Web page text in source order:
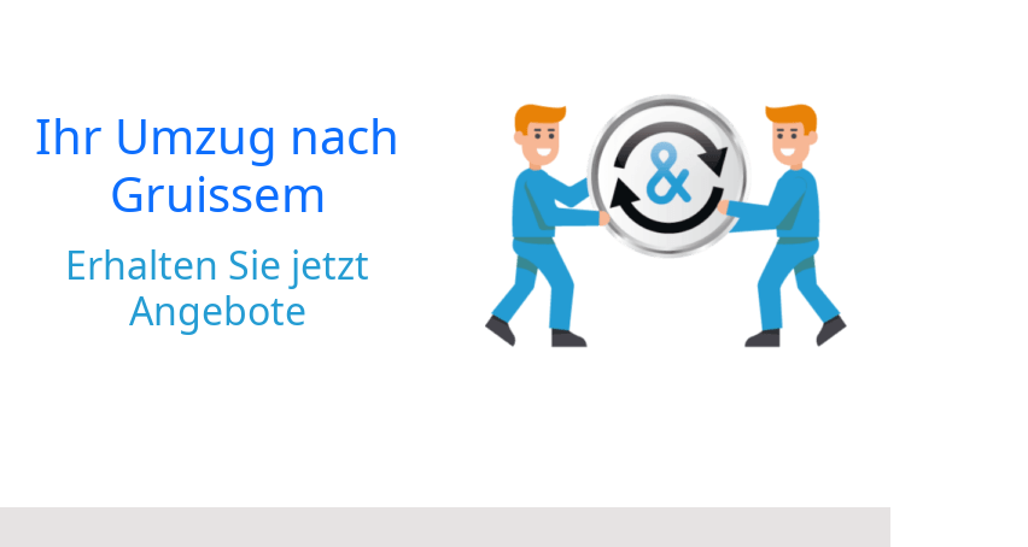
Ihr Umzug nach
Gruissem
Erhalten Sie jetzt
Angebote